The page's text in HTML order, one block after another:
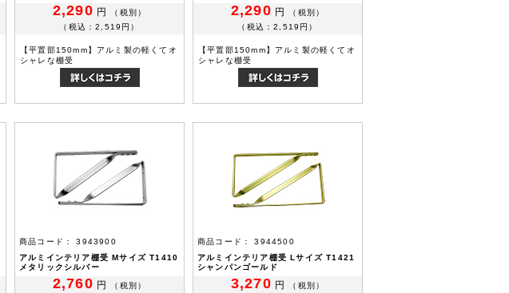
2,290 円
（税別）
（税込：2,519円）
【平置部150mm】アルミ製の軽くてオ
シャレな棚受
2,290 円
（税別）
（税込：2,519円）
【平置部150mm】アルミ製の軽くてオ
シャレな棚受
商品コード： 3943900
アルミインテリア棚受 Mサイズ T1410
メタリックシルバー
2,760 円
（税別）
商品コード： 3944500
アルミインテリア棚受 Lサイズ T1421
シャンパンゴールド
3,270 円
（税別）